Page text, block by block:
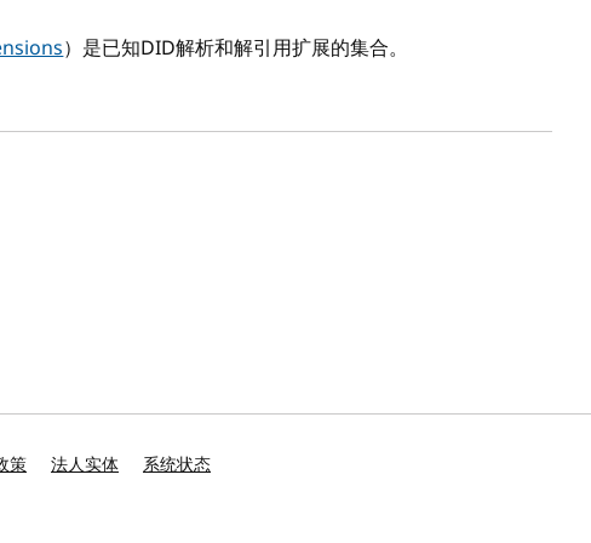
）是已知DID解析和解引用扩展的集合。
策 法人实体 系统状态